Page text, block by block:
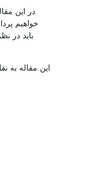
در این
خواهیم
باید در
این مقاله به